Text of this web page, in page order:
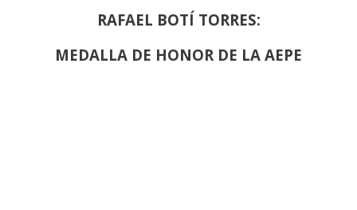
RAFAEL BOTÍ TORRES:
MEDALLA DE HONOR DE LA AEPE